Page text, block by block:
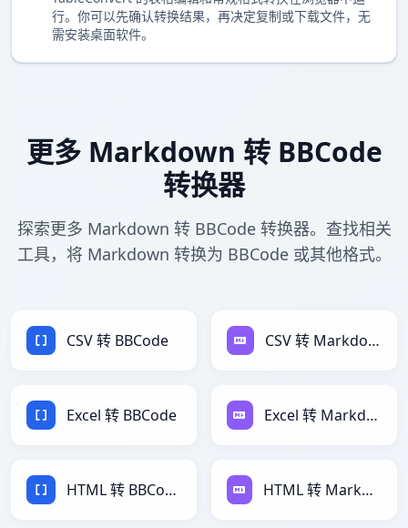
行。你可以先确认转换结果，再决定复制或下载文件，无
需安装桌面软件。
更多 Markdown 转 BBCode
转换器
探索更多 Markdown 转 BBCode 转换器。查找相关
工具，将 Markdown 转换为 BBCode 或其他格式。
CSV 转 BBCode CSV 转 Markdown
Excel 转 BBCode Excel 转 Markdown
HTML 转 BBCode HTML 转 Markdown